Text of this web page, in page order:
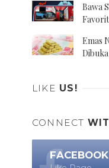
Bawa
Emas
LIKE US!
CONNECT
FACEBOOK